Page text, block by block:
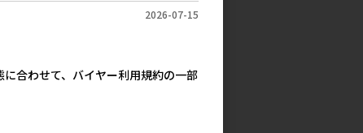
2026-07-15
合わせて、バイヤー利用規約の一部